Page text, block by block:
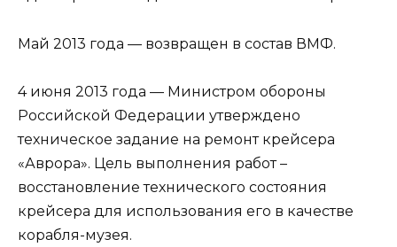
Май 2013 года — возвращен в состав ВМФ.
4 июня 2013 года — Министром обороны
Российской Федерации утверждено
техническое задание на ремонт крейсера
«Аврора». Цель выполнения работ –
восстановление технического состояния
крейсера для использования его в качестве
корабля-музея.